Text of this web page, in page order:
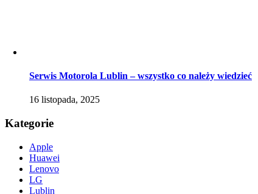
Serwis Motorola Lublin – wszystko co należy wiedzieć
16 listopada, 2025
Kategorie
Apple
Huawei
Lenovo
LG
Lublin